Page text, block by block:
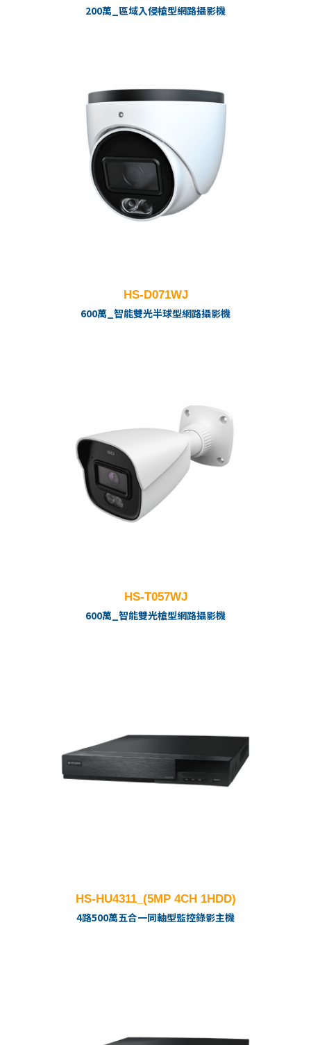
200萬_區域入侵槍型網路攝影機
HS-D071WJ
600萬_智能雙光半球型網路攝影機
HS-T057WJ
600萬_智能雙光槍型網路攝影機
HS-HU4311_(5MP 4CH 1HDD)
4路500萬五合一同軸型監控錄影主機